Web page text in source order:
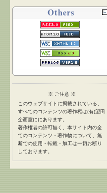
Others
※ ご注意 ※
このウェブサイトに掲載されている、
すべてのコンテンツの著作権は(有)望田
企画室ににあります。
著作権者の許可無く、本サイト内の全
てのコンテンツ・著作物について、無
断での使用・転載・加工は一切お断り
しております。